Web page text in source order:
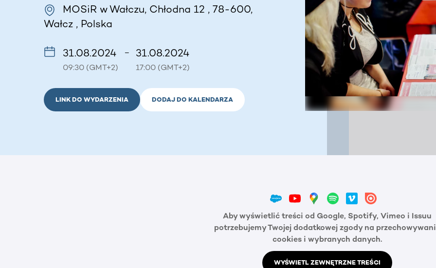
MOSiR w Wałczu, Chłodna 12 , 78-600,
Wałcz , Polska
31.08.2024
09:30 (GMT+2)
– 31.08.2024
17:00 (GMT+2)
LINK DO WYDARZENIA DODAJ DO KALENDARZA
Aby wyświetlić treści od Google, Spotify, Vimeo i Issuu
potrzebujemy Twojej dodatkowej zgody na
cookies i wybranych danych.
WYŚWIETL ZEWNĘTRZNE TREŚCI